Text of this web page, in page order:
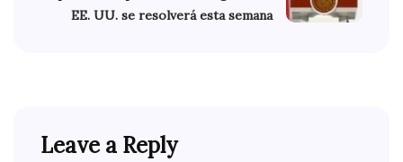
EE. UU. se resolverá esta semana
Leave a Reply